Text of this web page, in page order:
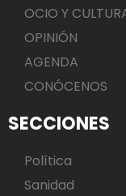
OCIO Y
OPINIÓN
AGENDA
CONÓCENOS
SECCIONES
Política
Sanidad